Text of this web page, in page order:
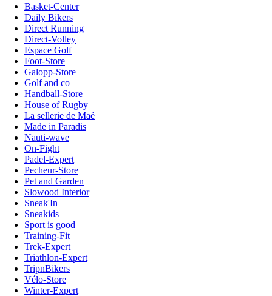
Basket-Center
Daily Bikers
Direct Running
Direct-Volley
Espace Golf
Foot-Store
Galopp-Store
Golf and co
Handball-Store
House of Rugby
La sellerie de Maé
Made in Paradis
Nauti-wave
On-Fight
Padel-Expert
Pecheur-Store
Pet and Garden
Slowood Interior
Sneak'In
Sneakids
Sport is good
Training-Fit
Trek-Expert
Triathlon-Expert
TripnBikers
Vélo-Store
Winter-Expert